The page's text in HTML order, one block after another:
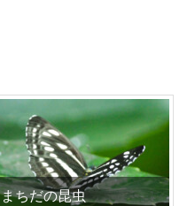
まちだの昆虫